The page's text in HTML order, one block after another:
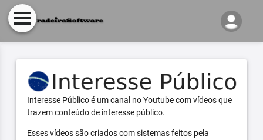
Interesse Público é um canal no Youtube com vídeos que
trazem conteúdo de interesse público.
Esses vídeos são criados com sistemas feitos pela